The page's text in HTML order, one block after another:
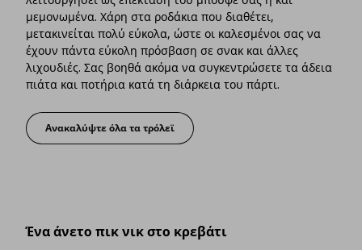
μεμονωμένα. Χάρη στα ροδάκια που διαθέτει,
μετακινείται πολύ εύκολα, ώστε οι καλεσμένοι σας να
έχουν πάντα εύκολη πρόσβαση σε σνακ και άλλες
λιχουδιές. Σας βοηθά ακόμα να συγκεντρώσετε τα άδεια
πιάτα και ποτήρια κατά τη διάρκεια του πάρτι.
Πάντα υπάρχει χώρος για ένα τρόλεϊ
Ανακαλύψτε όλα τα τρόλεϊ
Ένα άνετο πικ νικ στο κρεβάτι